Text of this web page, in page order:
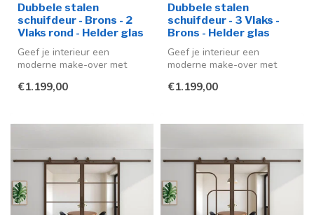
Dubbele stalen
schuifdeur - Brons - 2
Vlaks rond - Helder glas
Geef je interieur een
moderne make-over met
stalen schui...
€1.199,00
Dubbele stalen
schuifdeur - 3 Vlaks -
Brons - Helder glas
Geef je interieur een
moderne make-over met
schuifdeuren ...
€1.199,00